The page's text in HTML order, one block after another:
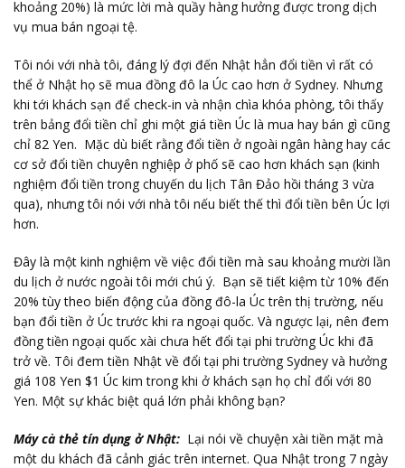
khoảng 20%) là mức lời mà quầy hàng hưởng được trong dịch
vụ mua bán ngoại tệ.
Tôi nói với nhà tôi, đáng lý đợi đến Nhật hẳn đổi tiền vì rất có
thể ở Nhật họ sẽ mua đồng đô la Úc cao hơn ở Sydney. Nhưng
khi tới khách sạn để check-in và nhận chìa khóa phòng, tôi thấy
trên bảng đổi tiền chỉ ghi một giá tiền Úc là mua hay bán gì cũng
chỉ 82 Yen. Mặc dù biết rằng đổi tiền ở ngoài ngân hàng hay các
cơ sở đổi tiền chuyên nghiệp ở phố sẽ cao hơn khách sạn (kinh
nghiệm đổi tiền trong chuyến du lịch Tân Đảo hồi tháng 3 vừa
qua), nhưng tôi nói với nhà tôi nếu biết thế thì đổi tiền bên Úc lợi
hơn.
Đây là một kinh nghiệm về việc đổi tiền mà sau khoảng mười lần
du lịch ở nước ngoài tôi mới chú ý. Bạn sẽ tiết kiệm từ 10% đến
20% tùy theo biến động của đồng đô-la Úc trên thị trường, nếu
bạn đổi tiền ở Úc trước khi ra ngoại quốc. Và ngược lại, nên đem
đồng tiền ngoại quốc xài chưa hết đổi tại phi trường Úc khi đã
trở về. Tôi đem tiền Nhật về đổi tại phi trường Sydney và hưởng
giá 108 Yen $1 Úc kim trong khi ở khách sạn họ chỉ đổi với 80
Yen. Một sự khác biệt quá lớn phải không bạn?
Máy cà thẻ tín dụng ở Nhật: Lại nói về chuyện xài tiền mặt mà
một du khách đã cảnh giác trên internet. Qua Nhật trong 7 ngày